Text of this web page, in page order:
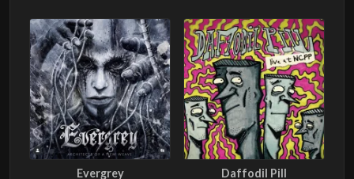
Evergrey Daffodil Pill